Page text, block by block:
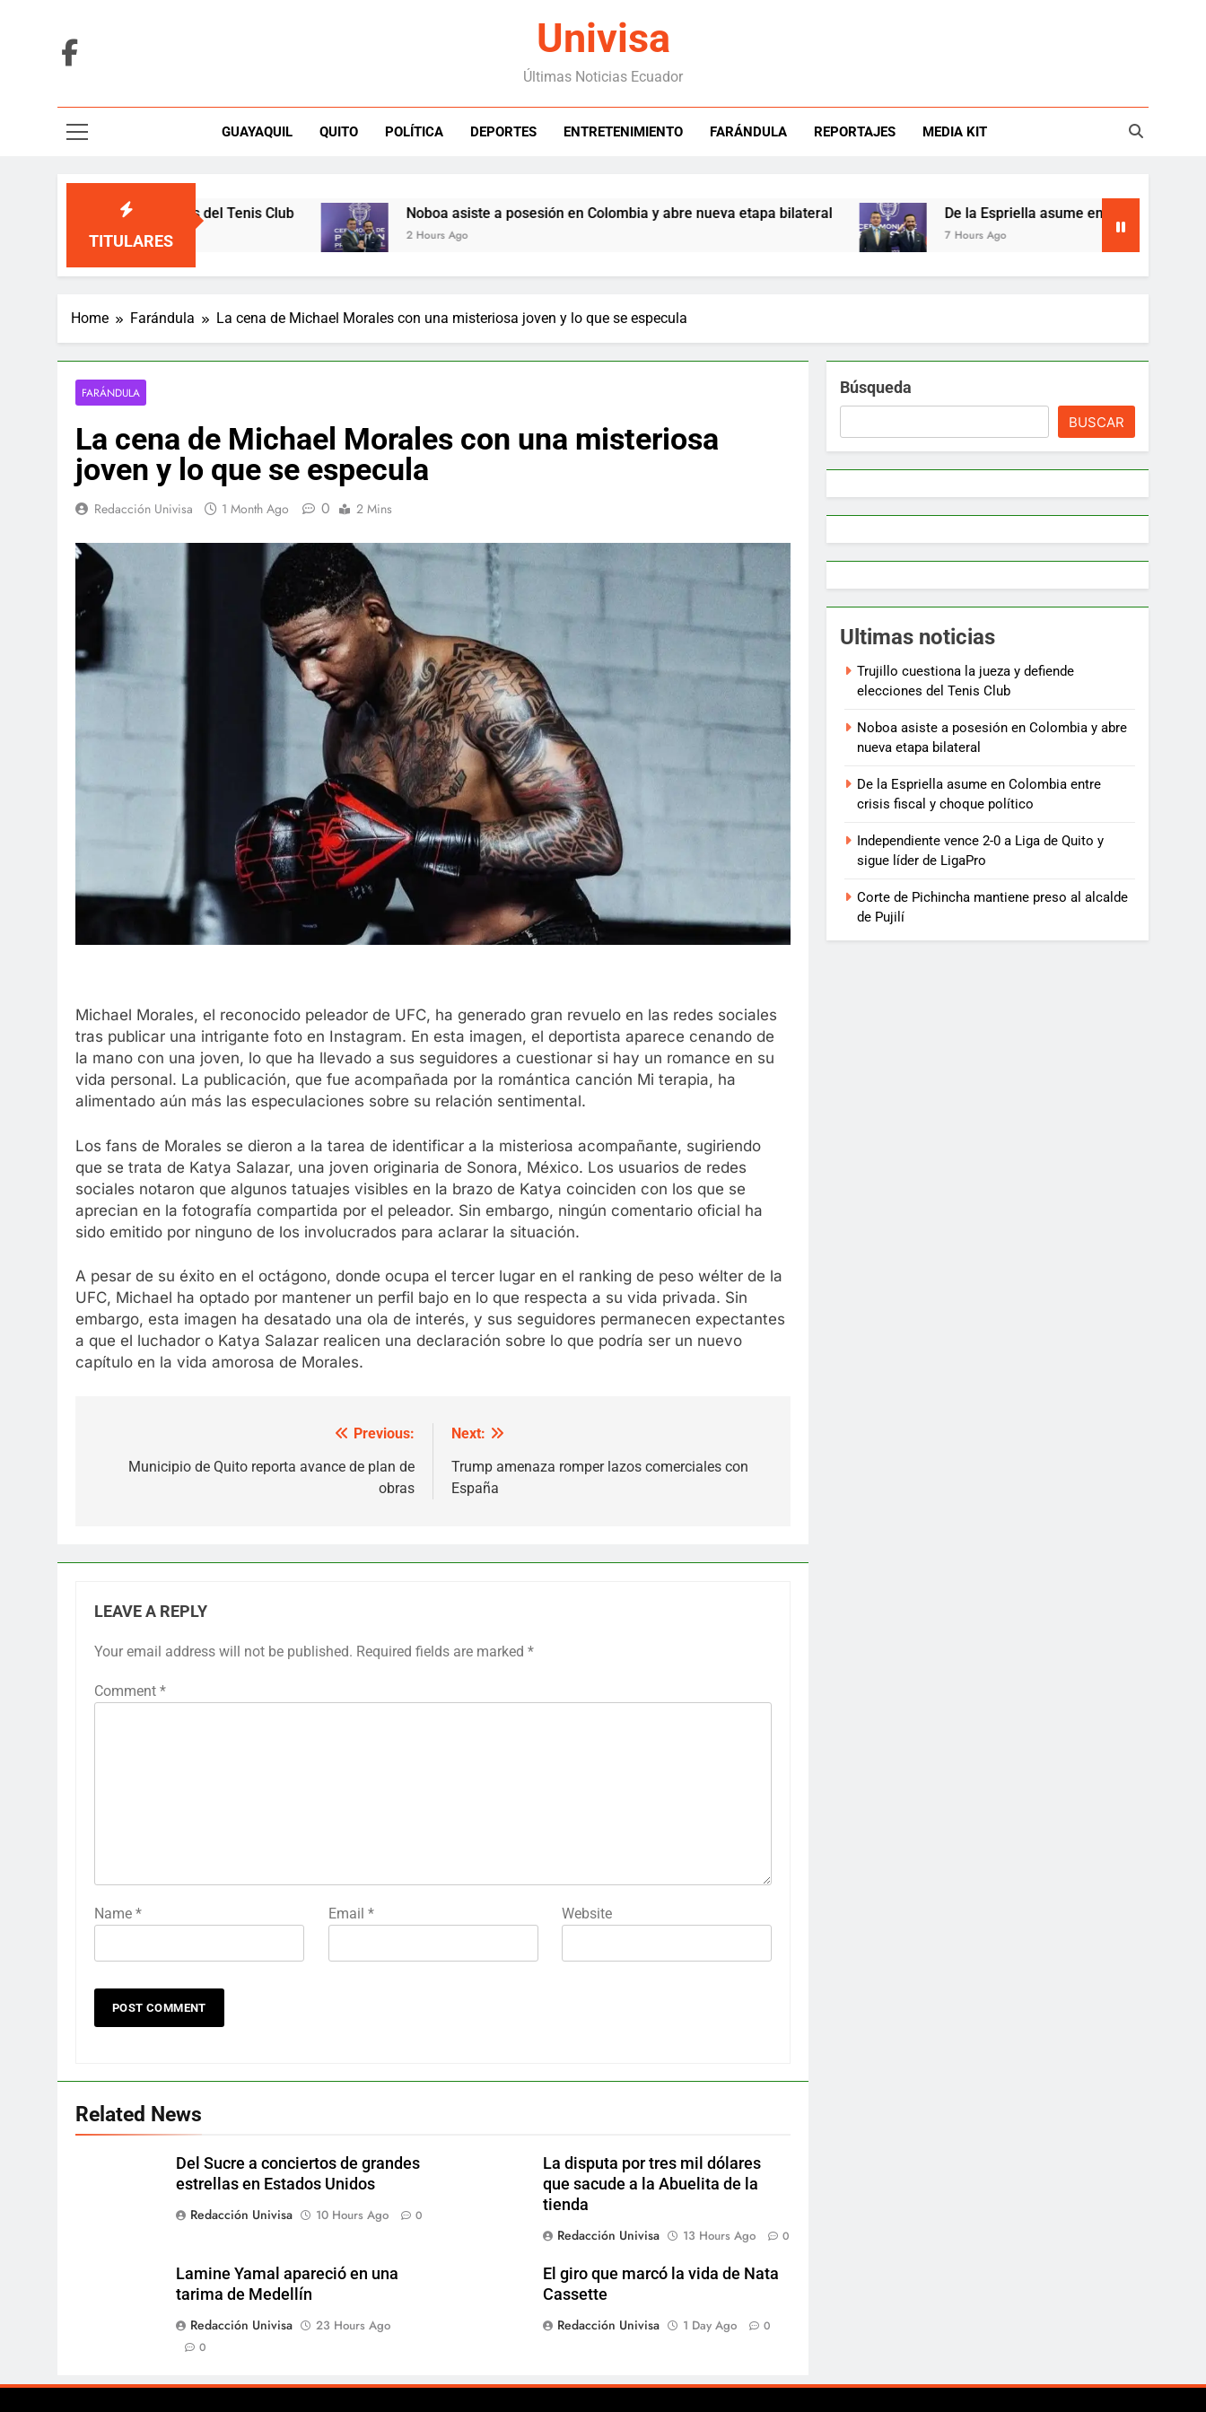
Univisa
Últimas Noticias Ecuador
GUAYAQUIL QUITO POLÍTICA DEPORTES ENTRETENIMIENTO FARÁNDULA REPORTAJES MEDIA KIT
TITULARES
y defiende elecciones del Tenis Club Noboa asiste a posesión en Colombia y abre nueva etapa bilateral
2 Hours Ago
De la Espriella asume en Colombia entre crisis
7 Hours Ago
Home Farándula La cena de Michael Morales con una misteriosa joven y lo que se especula
FARÁNDULA
La cena de Michael Morales con una misteriosa
joven y lo que se especula
Redacción Univisa 1 Month Ago 0 2 Mins
Michael Morales, el reconocido peleador de UFC, ha generado gran revuelo en las redes sociales
tras publicar una intrigante foto en Instagram. En esta imagen, el deportista aparece cenando de
la mano con una joven, lo que ha llevado a sus seguidores a cuestionar si hay un romance en su
vida personal. La publicación, que fue acompañada por la romántica canción Mi terapia, ha
alimentado aún más las especulaciones sobre su relación sentimental.
Los fans de Morales se dieron a la tarea de identificar a la misteriosa acompañante, sugiriendo
que se trata de Katya Salazar, una joven originaria de Sonora, México. Los usuarios de redes
sociales notaron que algunos tatuajes visibles en la brazo de Katya coinciden con los que se
aprecian en la fotografía compartida por el peleador. Sin embargo, ningún comentario oficial ha
sido emitido por ninguno de los involucrados para aclarar la situación.
A pesar de su éxito en el octágono, donde ocupa el tercer lugar en el ranking de peso wélter de la
UFC, Michael ha optado por mantener un perfil bajo en lo que respecta a su vida privada. Sin
embargo, esta imagen ha desatado una ola de interés, y sus seguidores permanecen expectantes
a que el luchador o Katya Salazar realicen una declaración sobre lo que podría ser un nuevo
capítulo en la vida amorosa de Morales.
navigation
Previous:
Municipio de Quito reporta avance de plan de
obras
Next:
Trump amenaza romper lazos comerciales con
España
LEAVE A REPLY
Your email address will not be published. Required fields are marked *
Comment *
Name * Email * Website
Related News
Del Sucre a conciertos de grandes
estrellas en Estados Unidos
Redacción Univisa
10 Hours Ago 0
La disputa por tres mil dólares
que sacude a la Abuelita de la
tienda
Redacción Univisa
13 Hours Ago 0
Lamine Yamal apareció en una
tarima de Medellín
Redacción Univisa
23 Hours Ago
0
El giro que marcó la vida de Nata
Cassette
Redacción Univisa
1 Day Ago 0
Búsqueda
BUSCAR
Ultimas noticias
Trujillo cuestiona la jueza y defiende
elecciones del Tenis Club
Noboa asiste a posesión en Colombia y abre
nueva etapa bilateral
De la Espriella asume en Colombia entre
crisis fiscal y choque político
Independiente vence 2-0 a Liga de Quito y
sigue líder de LigaPro
Corte de Pichincha mantiene preso al alcalde
de Pujilí